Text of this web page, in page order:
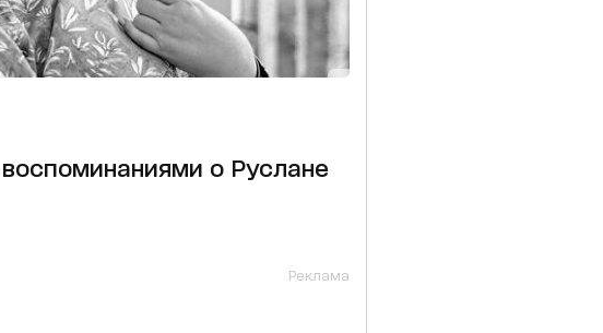
о Руслане
Реклама